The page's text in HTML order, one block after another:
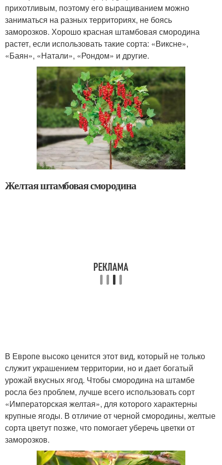
прихотливым, поэтому его выращиванием можно
заниматься на разных территориях, не боясь
заморозков. Хорошо красная штамбовая смородина
растет, если использовать такие сорта: «Виксне»,
«Баян», «Натали», «Рондом» и другие.
Желтая штамбовая смородина
В Европе высоко ценится этот вид, который не только
служит украшением территории, но и дает богатый
урожай вкусных ягод. Чтобы смородина на штамбе
росла без проблем, лучше всего использовать сорт
«Императорская желтая», для которого характерны
крупные ягоды. В отличие от черной смородины, желтые
сорта цветут позже, что помогает уберечь цветки от
заморозков.